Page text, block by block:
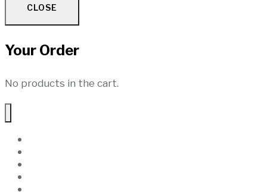
CLOSE
Your Order
No products in the cart.